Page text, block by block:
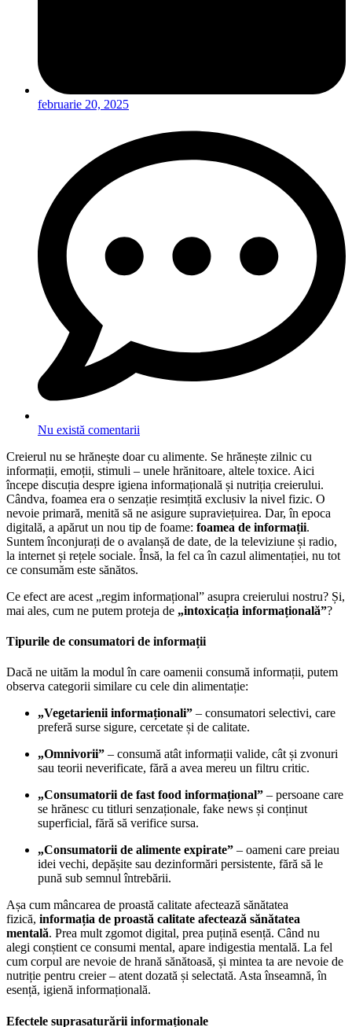
februarie 20, 2025
Nu există comentarii
Creierul nu se hrănește doar cu alimente. Se hrănește zilnic cu
informații, emoții, stimuli – unele hrănitoare, altele toxice. Aici
începe discuția despre igiena informațională și nutriția creierului.
Cândva, foamea era o senzație resimțită exclusiv la nivel fizic. O
nevoie primară, menită să ne asigure supraviețuirea. Dar, în epoca
digitală, a apărut un nou tip de foame: foamea de informații.
Suntem înconjurați de o avalanșă de date, de la televiziune și radio,
la internet și rețele sociale. Însă, la fel ca în cazul alimentației, nu tot
ce consumăm este sănătos.
Ce efect are acest „regim informațional” asupra creierului nostru? Și,
mai ales, cum ne putem proteja de „intoxicația informațională”?
Tipurile de consumatori de informații
Dacă ne uităm la modul în care oamenii consumă informații, putem
observa categorii similare cu cele din alimentație:
„Vegetarienii informaționali” – consumatori selectivi, care
preferă surse sigure, cercetate și de calitate.
„Omnivorii” – consumă atât informații valide, cât și zvonuri
sau teorii neverificate, fără a avea mereu un filtru critic.
„Consumatorii de fast food informațional” – persoane care
se hrănesc cu titluri senzaționale, fake news și conținut
superficial, fără să verifice sursa.
„Consumatorii de alimente expirate” – oameni care preiau
idei vechi, depășite sau dezinformări persistente, fără să le
pună sub semnul întrebării.
Așa cum mâncarea de proastă calitate afectează sănătatea
fizică, informația de proastă calitate afectează sănătatea
mentală. Prea mult zgomot digital, prea puțină esență. Când nu
alegi conștient ce consumi mental, apare indigestia mentală. La fel
cum corpul are nevoie de hrană sănătoasă, și mintea ta are nevoie de
nutriție pentru creier – atent dozată și selectată. Asta înseamnă, în
esență, igienă informațională.
Efectele suprasaturării informaționale